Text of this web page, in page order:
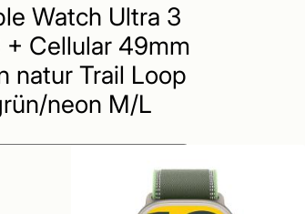
Watch Ultra 3
+ Cellular 49mm
natur Trail Loop
neon M/L